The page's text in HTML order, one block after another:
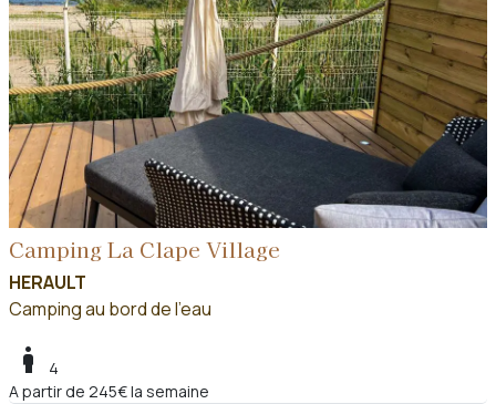
Camping La Clape Village
HERAULT
Camping au bord de l'eau
boy
4
A partir de 245€ la semaine